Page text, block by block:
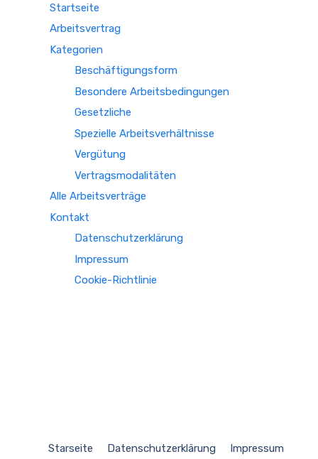
Startseite
Arbeitsvertrag
Kategorien
Beschäftigungsform
Besondere Arbeitsbedingungen
Gesetzliche
Spezielle Arbeitsverhältnisse
Vergütung
Vertragsmodalitäten
Alle Arbeitsverträge
Kontakt
Datenschutzerklärung
Impressum
Cookie-Richtlinie
Starseite Datenschutzerklärung Impressum